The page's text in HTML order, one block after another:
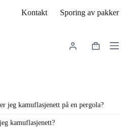
Kontakt Sporing av pakker
Handlekurv
jeg kamuflasjenett på en pergola?
kamuflasjenett?